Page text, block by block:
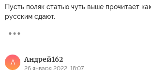
Пусть поляк статью чуть выше прочитает
русским сдают.
А Андрей162
26 января 2022, 18:07